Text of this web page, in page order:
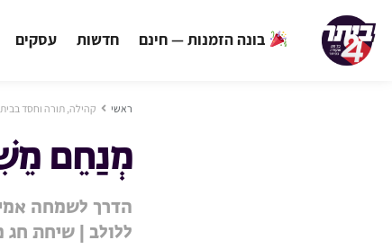
בונה הזמנות — חינם חדשות עסקים
ראשי קהילה, תורה וחסד
מְנַחֵם
הדרך לשמחה
ללולב | שיחת חג